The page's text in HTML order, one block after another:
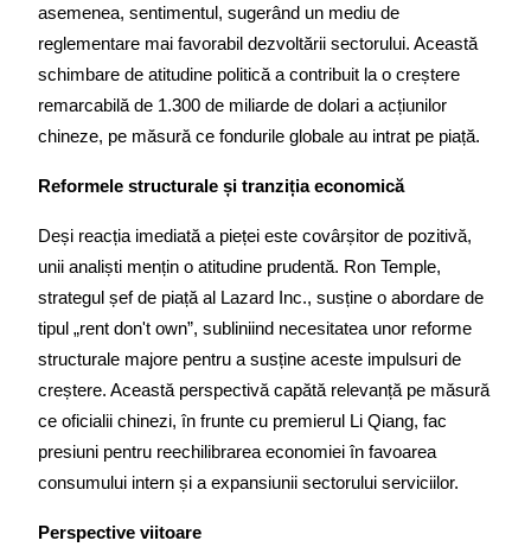
asemenea, sentimentul, sugerând un mediu de
reglementare mai favorabil dezvoltării sectorului. Această
schimbare de atitudine politică a contribuit la o creștere
remarcabilă de 1.300 de miliarde de dolari a acțiunilor
chineze, pe măsură ce fondurile globale au intrat pe piață.
Reformele structurale și tranziția economică
Deși reacția imediată a pieței este covârșitor de pozitivă,
unii analiști mențin o atitudine prudentă. Ron Temple,
strategul șef de piață al Lazard Inc., susține o abordare de
tipul „rent don't own”, subliniind necesitatea unor reforme
structurale majore pentru a susține aceste impulsuri de
creștere. Această perspectivă capătă relevanță pe măsură
ce oficialii chinezi, în frunte cu premierul Li Qiang, fac
presiuni pentru reechilibrarea economiei în favoarea
consumului intern și a expansiunii sectorului serviciilor.
Perspective viitoare